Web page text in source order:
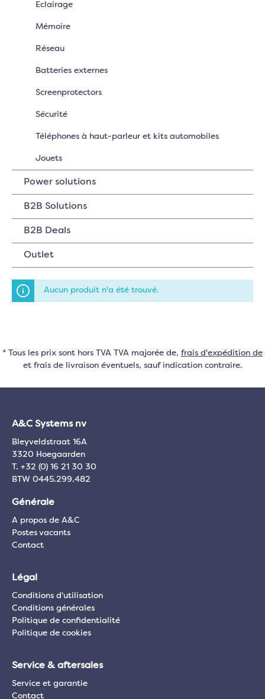
Eclairage
Mémoire
Réseau
Batteries externes
Screenprotectors
Sécurité
Téléphones à haut-parleur et kits automobiles
Jouets
Power solutions
B2B Solutions
B2B Deals
Outlet
Aucun produit n'a été trouvé.
* Tous les prix sont hors TVA TVA majorée de, frais d'expédition de
et frais de livraison éventuels, sauf indication contraire.
A&C Systems nv
Bleyveldstraat 16A
3320 Hoegaarden
T. +32 (0) 16 21 30 30
BTW 0445.299.482
Générale
A propos de A&C
Postes vacants
Contact
Légal
Conditions d'utilisation
Conditions générales
Politique de confidentialité
Politique de cookies
Service & aftersales
Service et garantie
Contact